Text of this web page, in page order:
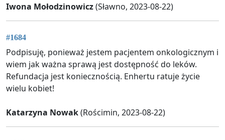
Iwona Mołodzinowicz(Sławno, 2023-08-22)
#1684
Podpisuję, ponieważ jestem pacjentem onkologicznym i
wiem jak ważna sprawą jest dostępność do leków.
Refundacja jest koniecznością. Enhertu ratuje życie
wielu kobiet!
Katarzyna Nowak(Rościmin, 2023-08-22)